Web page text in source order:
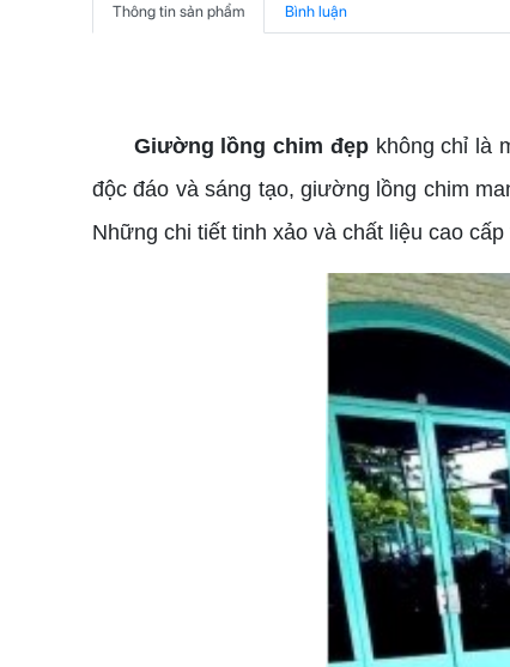
Thông tin sản phẩm Bình luận
Giường lồng chim đẹpkhông chỉ là
độc đáo và sáng tạo, giường lồng chim
Những chi tiết tinh xảo và chất liệu cao